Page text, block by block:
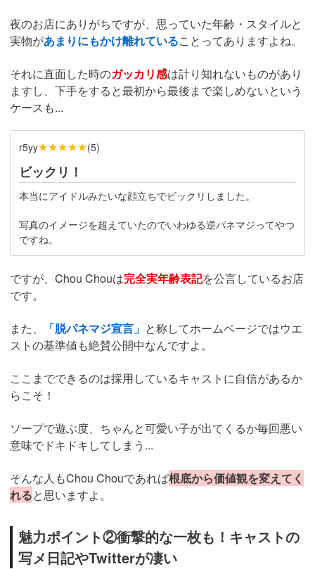
夜のお店にありがちですが、思っていた年齢・スタイルと
実物があまりにもかけ離れていることってありますよね。
それに直面した時のガッカリ感は計り知れないものがあり
ますし、下手をすると最初から最後まで楽しめないという
ケースも...
r5yy★★★★★(5)
ビックリ！
本当にアイドルみたいな顔立ちでビックリしました。
写真のイメージを超えていたのでいわゆる逆パネマジってやつ
ですね。
ですが、Chou Chouは完全実年齢表記を公言しているお店
です。
また、 「脱パネマジ宣言」 と称してホームページではウエ
ストの基準値も絶賛公開中なんですよ。
ここまでできるのは採用しているキャストに自信があるか
らこそ！
ソープで遊ぶ度、ちゃんと可愛い子が出てくるか毎回悪い
意味でドキドキしてしまう...
そんな人もChou Chouであれば根底から価値観を変えてく
れると思いますよ。
魅力ポイント②衝撃的な一枚も！キャストの
写メ日記やTwitterが凄い